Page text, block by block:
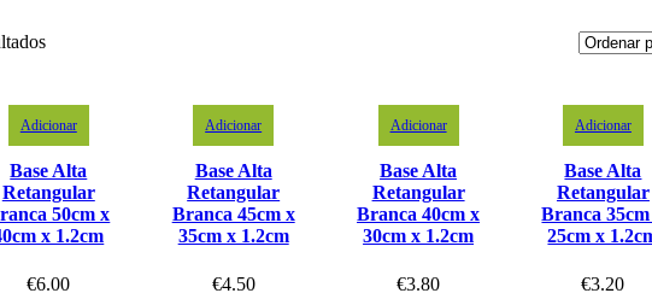
Adicionar
Base Alta
Retangular
50cm x
x 1.2cm
€6.00
Adicionar
Base Alta
Retangular
Branca 45cm x
35cm x 1.2cm
€4.50
Adicionar
Base Alta
Retangular
Branca 40cm x
30cm x 1.2cm
€3.80
Adicionar
Base Alta
Retangular
Branca
25cm x
€3.20